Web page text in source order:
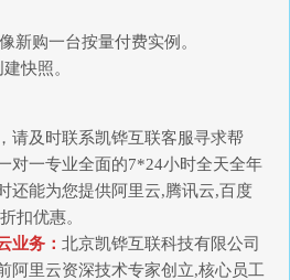
新购一台按量付费实例。
快照。
请及时联系凯铧互联客服寻求帮
对一专业全面的7*24小时全天全年
还能为您提供阿里云,腾讯云,百度
扣优惠。
业务： 北京凯铧互联科技有限公司
阿里云资深技术专家创立,核心员工